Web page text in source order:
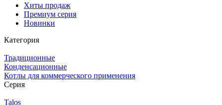
Хиты продаж
Премиум серия
Новинки
Категория
Традиционные
Конденсационные
Котлы для коммерческого применения
Серия
Talos